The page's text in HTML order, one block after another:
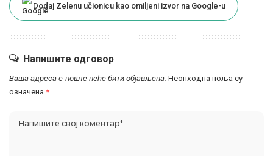
Dodaj Zelenu učionicu kao omiljeni izvor na Google-u
Напишите одговор
Ваша адреса е-поште неће бити објављена. Неопходна поља су
означена *